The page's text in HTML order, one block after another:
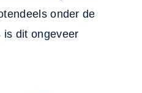
onder de
is dit ongeveer